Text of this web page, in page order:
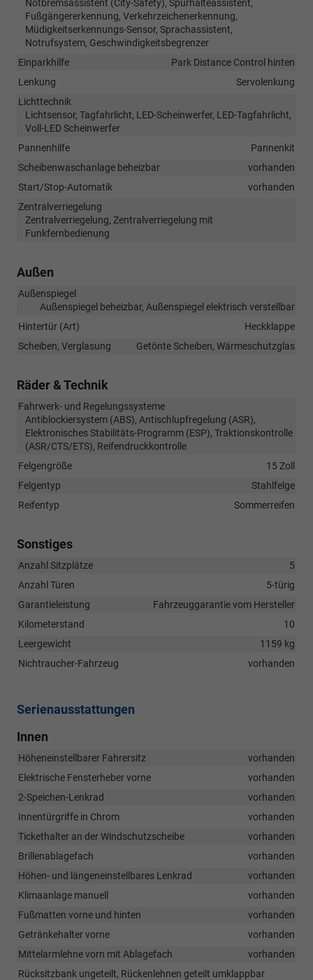
Notbremsassistent (City-Safety), Spurhalteassistent,
Fußgängererkennung, Verkehrzeichenerkennung,
Müdigkeitserkennungs-Sensor, Sprachassistent,
Notrufsystem, Geschwindigkeitsbegrenzer
Einparkhilfe
Park Distance Control hinten
Lenkung
Servolenkung
Lichttechnik
Lichtsensor, Tagfahrlicht, LED-Scheinwerfer, LED-Tagfahrlicht,
Voll-LED Scheinwerfer
Pannenhilfe
Pannenkit
Scheibenwaschanlage beheizbar
vorhanden
Start/Stop-Automatik
vorhanden
Zentralverriegelung
Zentralverriegelung, Zentralverriegelung mit
Funkfernbedienung
Außen
Außenspiegel
Außenspiegel beheizbar, Außenspiegel elektrisch verstellbar
Hintertür (Art)
Heckklappe
Scheiben, Verglasung
Getönte Scheiben, Wärmeschutzglas
Räder & Technik
Fahrwerk- und Regelungssysteme
Antiblockiersystem (ABS), Antischlupfregelung (ASR),
Elektronisches Stabilitäts-Programm (ESP), Traktionskontrolle
(ASR/CTS/ETS), Reifendruckkontrolle
Felgengröße
15 Zoll
Felgentyp
Stahlfelge
Reifentyp
Sommerreifen
Sonstiges
Anzahl Sitzplätze
5
Anzahl Türen
5-türig
Garantieleistung
Fahrzeuggarantie vom Hersteller
Kilometerstand
10
Leergewicht
1159 kg
Nichtraucher-Fahrzeug
vorhanden
Serienausstattungen
Innen
Höheneinstellbarer Fahrersitz
vorhanden
Elektrische Fensterheber vorne
vorhanden
2-Speichen-Lenkrad
vorhanden
Innentürgriffe in Chrom
vorhanden
Tickethalter an der Windschutzscheibe
vorhanden
Brillenablagefach
vorhanden
Höhen- und längeneinstellbares Lenkrad
vorhanden
Klimaanlage manuell
vorhanden
Fußmatten vorne und hinten
vorhanden
Getränkehalter vorne
vorhanden
Mittelarmlehne vorn mit Ablagefach
vorhanden
Rücksitzbank ungeteilt, Rückenlehnen geteilt umklappbar